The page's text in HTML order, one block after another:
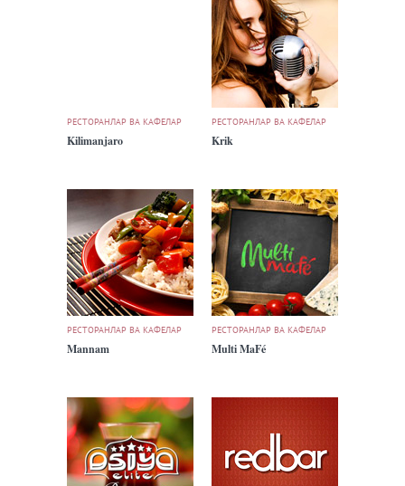
РЕСТОРАНЛАР ВА КАФЕЛАР
Kilimanjaro
РЕСТОРАНЛАР ВА КАФЕЛАР
Krik
РЕСТОРАНЛАР ВА КАФЕЛАР
Mannam
РЕСТОРАНЛАР ВА КАФЕЛАР
Multi MaFé